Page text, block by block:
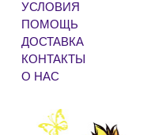
УСЛОВИЯ
ПОМОЩЬ
ДОСТАВКА
КОНТАКТЫ
О НАС